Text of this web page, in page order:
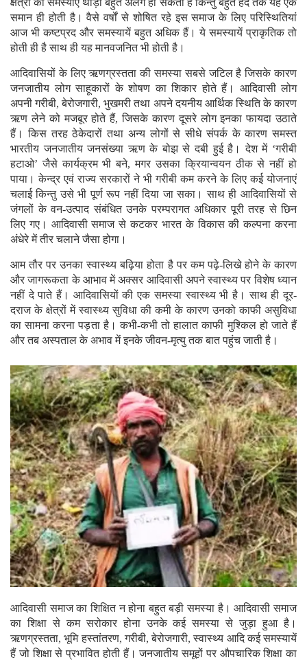
समान ही होती है। वैसे वर्षों से शोषित रहे इस समाज के लिए परिस्थितियां
आज भी कष्टप्रद और समस्यायें बहुत अधिक हैं। ये समस्यायें प्राकृतिक तो
होती ही है साथ ही यह मानवजनित भी होती है।
आदिवासियों के लिए ऋणग्रस्तता की समस्या सबसे जटिल है जिसके कारण
जनजातीय लोग साहूकारों के शोषण का शिकार होते हैं। आदिवासी लोग
अपनी गरीबी, बेरोजगारी, भुखमरी तथा अपने दयनीय आर्थिक स्थिति के कारण
ऋण लेने को मजबूर होते हैं, जिसके कारण दूसरे लोग इनका फायदा उठाते
हैं। किस तरह ठेकेदारों तथा अन्य लोगों से सीधे संपर्क के कारण समस्त
भारतीय जनजातीय जनसंख्या ऋण के बोझ से दबी हुई है। देश में ‘गरीबी
हटाओ’ जैसे कार्यक्रम भी बने, मगर उसका क्रियान्वयन ठीक से नहीं हो
पाया। केन्द्र एवं राज्य सरकारों ने भी गरीबी कम करने के लिए कई योजनाएं
चलाई किन्तु उसे भी पूर्ण रूप नहीं दिया जा सका। साथ ही आदिवासियों से
जंगलों के वन-उत्पाद संबंधित उनके परम्परागत अधिकार पूरी तरह से छिन
लिए गए। आदिवासी समाज से कटकर भारत के विकास की कल्पना करना
अंधेरे में तीर चलाने जैसा होगा।
आम तौर पर उनका स्वास्थ्य बढ़िया होता है पर कम पढ़े-लिखे होने के कारण
और जागरूकता के आभाव में अक्सर आदिवासी अपने स्वास्थ्य पर विशेष ध्यान
नहीं दे पाते हैं। आदिवासियों की एक समस्या स्वास्थ्य भी है। साथ ही दूर-
दराज के क्षेत्रों में स्वास्थ्य सुविधा की कमी के कारण उनको काफी असुविधा
का सामना करना पड़ता है। कभी-कभी तो हालात काफी मुश्किल हो जाते हैं
और तब अस्पताल के अभाव में इनके जीवन-मृत्यु तक बात पहुंच जाती है।
आदिवासी समाज का शिक्षित न होना बहुत बड़ी समस्या है। आदिवासी समाज
का शिक्षा से कम सरोकार होना उनके कई समस्या से जुड़ा हुआ है।
ऋणग्रस्तता, भूमि हस्तांतरण, गरीबी, बेरोजगारी, स्वास्थ्य आदि कई समस्यायें
हैं जो शिक्षा से प्रभावित होती हैं। जनजातीय समूहों पर औपचारिक शिक्षा का